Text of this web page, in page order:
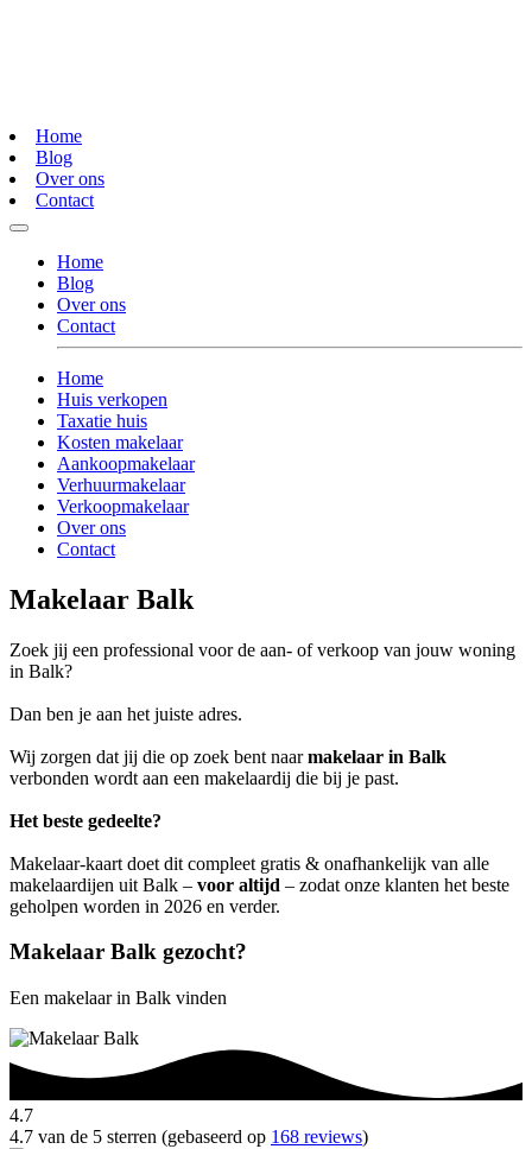
Home
Blog
Over ons
Contact
Home
Blog
Over ons
Contact
Home
Huis verkopen
Taxatie huis
Kosten makelaar
Aankoopmakelaar
Verhuurmakelaar
Verkoopmakelaar
Over ons
Contact
Makelaar Balk
Zoek jij een professional voor de aan- of verkoop van jouw woning
in Balk?
Dan ben je aan het juiste adres.
Wij zorgen dat jij die op zoek bent naarmakelaar in Balk
verbonden wordt aan een makelaardij die bij je past.
Het beste gedeelte?
Makelaar-kaart doet dit compleet gratis & onafhankelijk van alle
makelaardijen uit Balk – voor altijd – zodat onze klanten het beste
geholpen worden in 2026 en verder.
Makelaar Balk gezocht?
Een makelaar in Balk vinden
4.7
4.7 van de 5 sterren (gebaseerd op 168 reviews)